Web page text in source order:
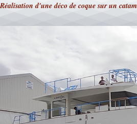
Réalisation d'une déco de coque sur un